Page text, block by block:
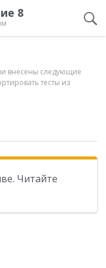
8
внесены следующие
тесты из
Читайте